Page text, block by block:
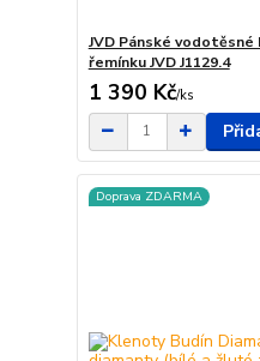
JVD Pánské vodotěsné
řemínku JVD J1129.4
1 390 Kč/ks
Doprava ZDARMA